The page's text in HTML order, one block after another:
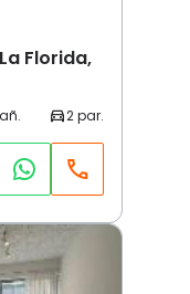
Florida,